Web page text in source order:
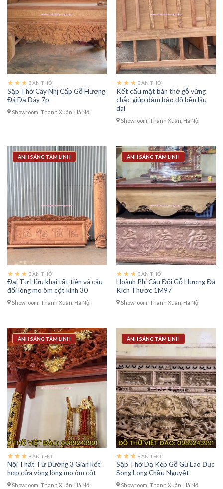
BÀN THỜ
Sập Thờ Cây Nhị Cấp Gỗ Hương
Đá Dạ Dày 7p
Showroom: Thanh Xuân, Hà Nội
BÀN THỜ
Kết cấu mặt bàn thờ gỗ vững
chắc giúp đảm bảo độ bền lâu
dài
Showroom: Thanh Xuân, Hà Nội
ÁNH SÁNG TÂM LINH
BÀN THỜ
Đại Tự Hữu khai tất tiên và câu
đối lòng mo ôm cột kính 30
Showroom: Thanh Xuân, Hà Nội
ÁNH SÁNG TÂM LINH
BÀN THỜ
Hoành Phi Câu Đối Gỗ Hương Đá
Kích Thước 1M97
Showroom: Thanh Xuân, Hà Nội
ÁNH SÁNG TÂM LINH
BÀN THỜ
Nội Thất Từ Đường 3 Gian kết
hợp cửa võng lòng mo ôm cột
Showroom: Thanh Xuân, Hà Nội
ÁNH SÁNG TÂM LINH
BÀN THỜ
Sập Thờ Dạ Kép Gỗ Gụ Lào Đục
Song Long Chầu Nguyệt
Showroom: Thanh Xuân, Hà Nội